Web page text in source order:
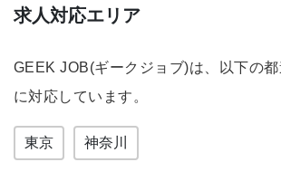
求人対応エリア
GEEK JOB(ギークジョブ)は、以下の都
に対応しています。
東京 神奈川